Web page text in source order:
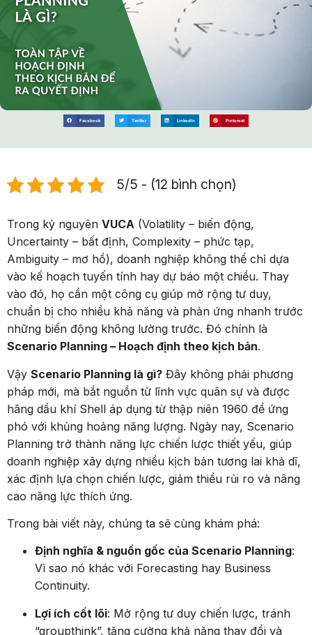
Facebook Twitter LinkedIn Pinterest
5/5 - (12 bình chọn)
Trong kỷ nguyên VUCA (Volatility – biến động,
Uncertainty – bất định, Complexity – phức tạp,
Ambiguity – mơ hồ), doanh nghiệp không thể chỉ dựa
vào kế hoạch tuyến tính hay dự báo một chiều. Thay
vào đó, họ cần một công cụ giúp mở rộng tư duy,
chuẩn bị cho nhiều khả năng và phản ứng nhanh trước
những biến động không lường trước. Đó chính là
Scenario Planning – Hoạch định theo kịch bản
Vậy Scenario Planning là gì? Đây không phải phương
pháp mới, mà bắt nguồn từ lĩnh vực quân sự và được
hãng dầu khí Shell áp dụng từ thập niên 1960 để ứng
phó với khủng hoảng năng lượng. Ngày nay, Scenario
Planning trở thành năng lực chiến lược thiết yếu, giúp
doanh nghiệp xây dựng nhiều kịch bản tương lai khả dĩ,
xác định lựa chọn chiến lược, giảm thiểu rủi ro và nâng
cao năng lực thích ứng.
Trong bài viết này, chúng ta sẽ cùng khám phá:
Định nghĩa & nguồn gốc của Scenario Planning:
Vì sao nó khác với Forecasting hay Business
Continuity.
Lợi ích cốt lõi: Mở rộng tư duy chiến lược, tránh
“groupthink”, tăng cường khả năng thay đổi và